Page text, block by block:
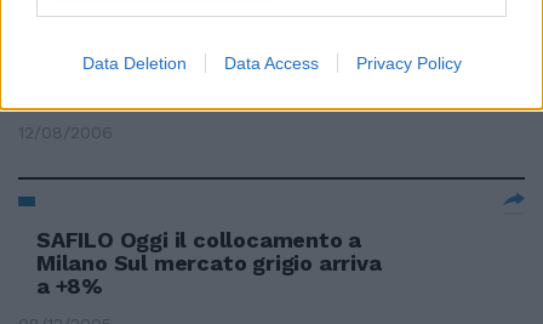
Data Deletion Data Access Privacy Policy
Shostakovich, il «grigio» genio
12/08/2006
SAFILO Oggi il collocamento a
Milano Sul mercato grigio arriva
a +8%